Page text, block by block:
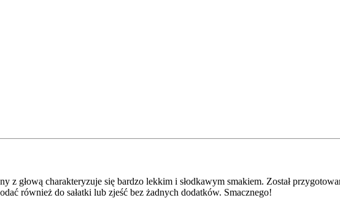
z głową charakteryzuje się bardzo lekkim i słodkawym smakiem. Został
również do sałatki lub zjeść bez żadnych dodatków. Smacznego!